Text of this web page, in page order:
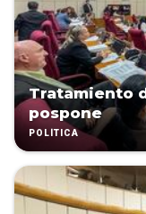
Tratamiento
pospone
POLÍTICA